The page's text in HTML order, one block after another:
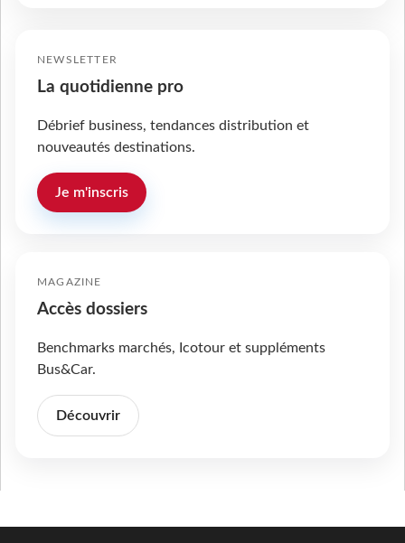
NEWSLETTER
La quotidienne pro
Débrief business, tendances distribution et
nouveautés destinations.
Je m'inscris
MAGAZINE
Accès dossiers
Benchmarks marchés, Icotour et suppléments
Bus&Car.
Découvrir